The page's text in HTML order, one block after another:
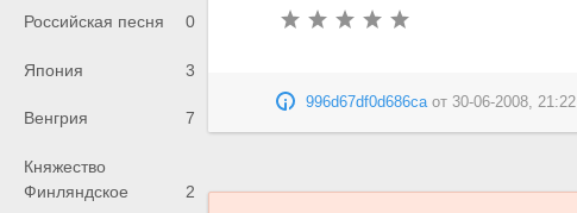
Российская песня 0
Япония 3
Венгрия 7
Княжество
Финляндское
2
996d67df0d686caот 30-06-2008, 21:22